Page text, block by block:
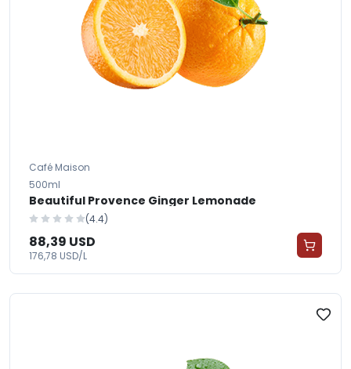
Café Maison
500ml
Beautiful Provence Ginger Lemonade
(4.4)
88,39 USD
176,78 USD/L